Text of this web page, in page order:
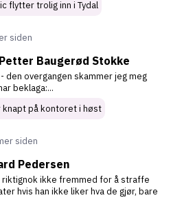
flytter trolig inn i Tydal
siden
Baugerød Stokke
den overgangen skammer jeg meg
beklaga:...
knapt på kontoret i høst
siden
Pedersen
riktignok ikke fremmed for å straffe
hvis han ikke liker hva de gjør, bare